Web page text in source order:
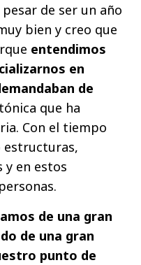
de ser un año
bien y creo que
entendimos
en
de
que ha
Con el tiempo
estructuras,
y en estos
de una gran
de una gran
punto de